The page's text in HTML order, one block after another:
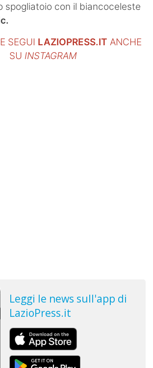
spogliatoio con il biancoceleste
SEGUI LAZIOPRESS.IT ANCHE
SU INSTAGRAM